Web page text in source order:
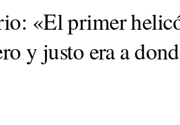
«El primer
y justo era a